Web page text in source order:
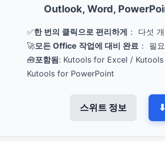
Outlook, Word,
✅한 번의 클릭으로 편리하게 ： 다섯
🚀모든 Office 작업에 대비 완료 ： 필
🧰포함됨: Kutools for Excel /
Kutools for PowerPoint
스위트 정보